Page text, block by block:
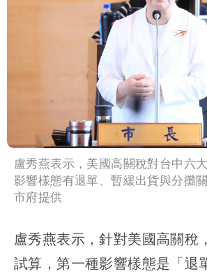
盧秀燕表示，美國高關稅對台中六
影響樣態有退單、暫緩出貨與分攤
市府提供
盧秀燕表示，針對美國高關稅
試算，第一種影響樣態是「退